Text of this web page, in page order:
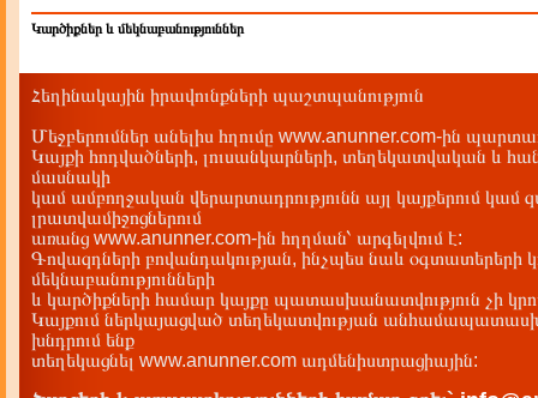
Կարծիքներ և մեկնաբանություններ
Հեղինակային իրավունքների պաշտպանություն
Մեջբերումներ անելիս հղումը www.anunner.com-ին
Կայքի հոդվածների, լուսանկարների, տեղեկատվական և
մասնակի
կամ ամբողջական վերարտադրությունն այլ կայքերում կամ
լրատվամիջոցներում
առանց www.anunner.com-ին հղղման՝ արգելվում է:
Գովազդների բովանդակության, ինչպես նաև օգտատերերի
մեկնաբանությունների
և կարծիքների համար կայքը պատասխանատվություն չի
Կայքում ներկայացված տեղեկատվության
խնդրում ենք
տեղեկացնել www.anunner.com ադմենիստրացիային: